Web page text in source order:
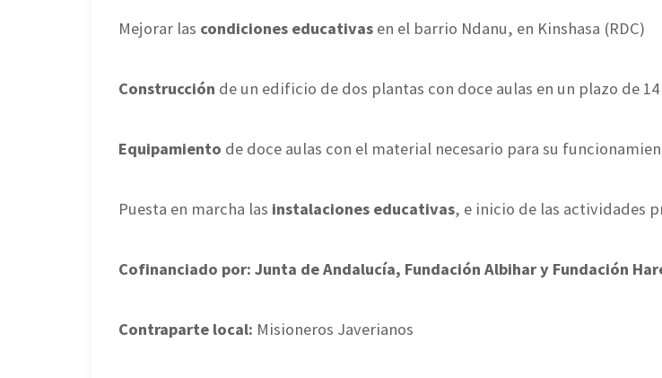
Mejorar las condiciones educativas en el barrio Ndanu, en Kinshasa (RDC)
Construcción de un edificio de dos plantas con doce aulas en un plazo de 14
Equipamiento de doce aulas con el material necesario para su
Puesta en marcha las instalaciones educativas, e inicio de las actividades
Cofinanciado por: Junta de Andalucía, Fundación Albihar y Fundación
Contraparte local: Misioneros Javerianos